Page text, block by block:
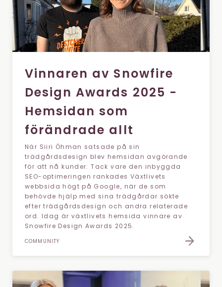
Vinnaren av Snowfire
Design Awards 2025 -
Hemsidan som
förändrade allt
När Siiri Öhman satsade på sin
trädgårdsdesign blev hemsidan avgörande
för att nå kunder. Tack vare den inbyggda
SEO-optimeringen rankades Växtlivets
webbsida högt på Google, när de som
behövde hjälp med sina trädgårdar sökte
efter trädgårdsdesign och andra relaterade
ord. Idag är växtlivets hemsida vinnare av
Snowfire Design Awards 2025.
COMMUNITY